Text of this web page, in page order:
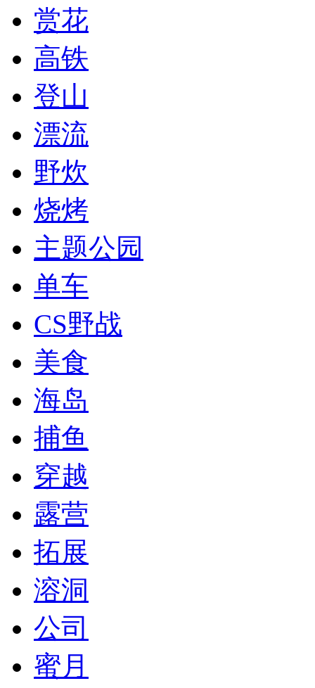
赏花
高铁
登山
漂流
野炊
烧烤
主题公园
单车
CS野战
美食
海岛
捕鱼
穿越
露营
拓展
溶洞
公司
蜜月